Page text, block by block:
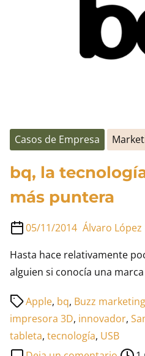
Casos de Empresa
bq, la
más puntera
05/11/2014 Álvaro
Hasta hace relativamente
alguien si conocía una
Apple, bq, Buzz marketing
impresora 3D, innovador,
tableta, tecnología, USB
en
Tiempo
de
lectura
de